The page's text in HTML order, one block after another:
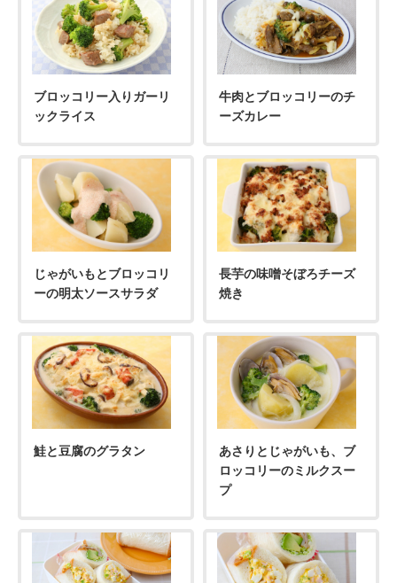
ブロッコリー入りガーリ
ックライス
牛肉とブロッコリーのチ
ーズカレー
じゃがいもとブロッコリ
ーの明太ソースサラダ
長芋の味噌そぼろチーズ
焼き
鮭と豆腐のグラタン
あさりとじゃがいも、ブ
ロッコリーのミルクスー
プ